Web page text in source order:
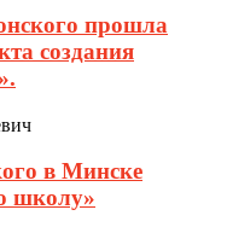
прошла
создания
в Минске
школу»